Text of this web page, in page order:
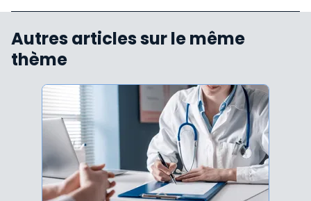
Autres articles sur le même
thème